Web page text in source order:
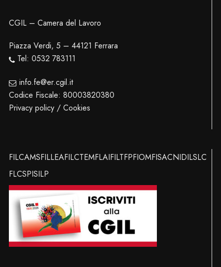
CGIL – Camera del Lavoro
Piazza Verdi, 5 – 44121 Ferrara
Tel: 0532 783111
info.fe@er.cgil.it
Codice Fiscale: 80003820380
Privacy policy / Cookies
FILCAMSFILLEAFILCTEMFLAIFILTFPFIOMFISACNIDILSLC
FLCSPISILP